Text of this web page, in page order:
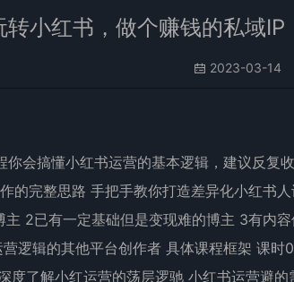
小红书，做个赚钱的私域IP
2023-03-14
会搞懂小红书运营的基本逻辑，建议反复
的完整思路 手把手教你打造差异化小红书
2已有一定基础但是变现难的博主 3有内
逻辑的其他平台创作者 具体课程框架 课时
了解小红运营的荡层逻驰 小红书运营避的